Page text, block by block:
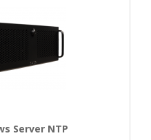
Server NTP